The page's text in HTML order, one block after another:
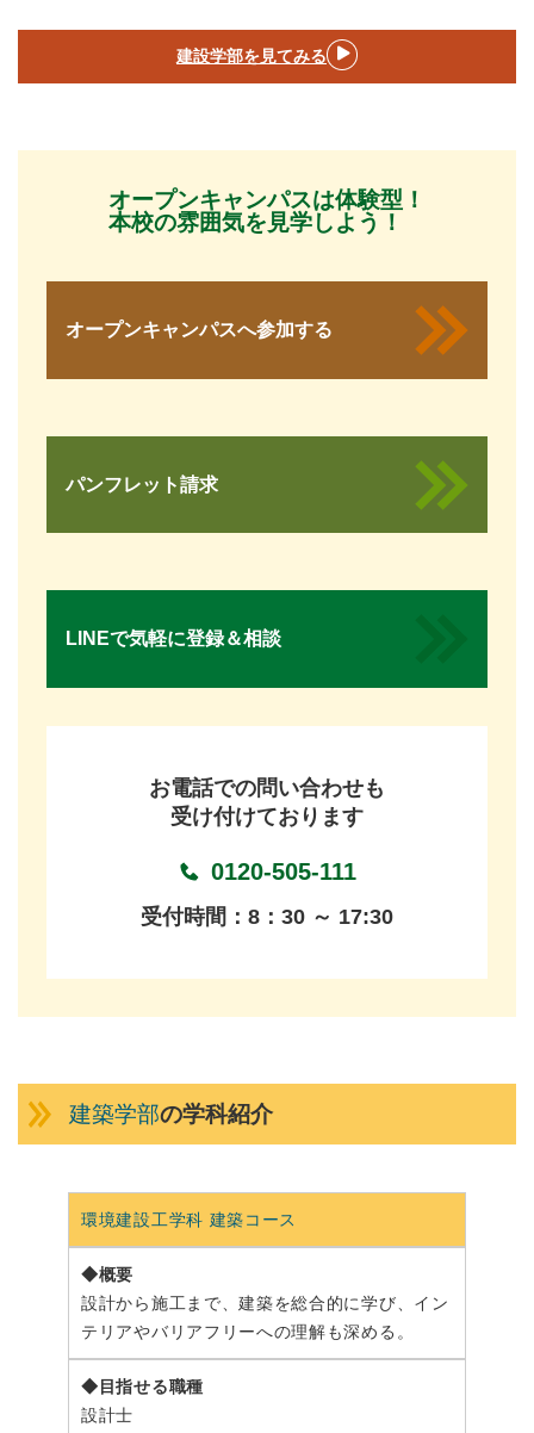
建設学部を見てみる
オープンキャンパスは体験型！
本校の雰囲気を見学しよう！
オープンキャンパスへ参加する
パンフレット請求
LINEで気軽に登録＆相談
お電話での問い合わせも
受け付けております
0120-505-111
受付時間：8：30 ～ 17:30
建築学部の学科紹介
環境建設工学科 建築コース
設計から施工まで、建築を総合的に学び、イン
テリアやバリアフリーへの理解も深める。
設計士